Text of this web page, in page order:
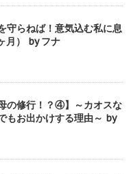
守らねば！意気込む私に息
月） by フナ
の修行！？④】～カオスな
もお出かけする理由～ by